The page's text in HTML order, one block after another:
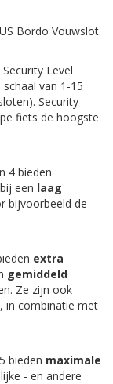
Bordo Vouwslot.
Level
van 1-15
Security
fiets de hoogste
4 bieden
een laag
bijvoorbeeld de
extra
gemiddeld
Ze zijn ook
in combinatie met
bieden maximale
- en andere